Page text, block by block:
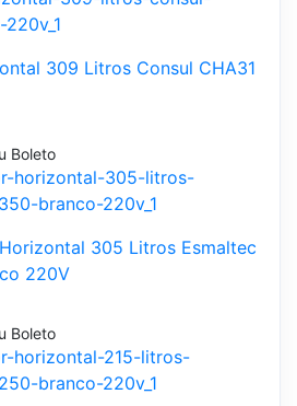
309 Litros Consul CHA31
Boleto
305 Litros Esmaltec
220V
Boleto